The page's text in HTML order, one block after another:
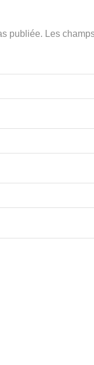
publiée. Les